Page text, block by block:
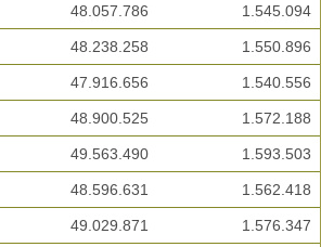
48.057.786 1.545.094
48.238.258 1.550.896
47.916.656 1.540.556
48.900.525 1.572.188
49.563.490 1.593.503
48.596.631 1.562.418
49.029.871 1.576.347